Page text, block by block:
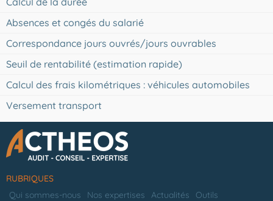
Absences et congés du salarié
Correspondance jours ouvrés/jours ouvrables
Seuil de rentabilité (estimation rapide)
Calcul des frais kilométriques : véhicules automobiles
Versement transport
RUBRIQUES
Qui sommes-nous
Nos expertises Actualités
Outils